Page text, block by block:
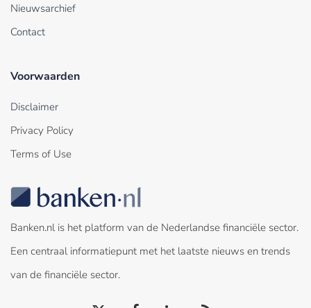
Nieuwsarchief
Contact
Voorwaarden
Disclaimer
Privacy Policy
Terms of Use
Banken.nl is het platform van de Nederlandse financiële sector.
Een centraal informatiepunt met het laatste nieuws en trends
van de financiële sector.